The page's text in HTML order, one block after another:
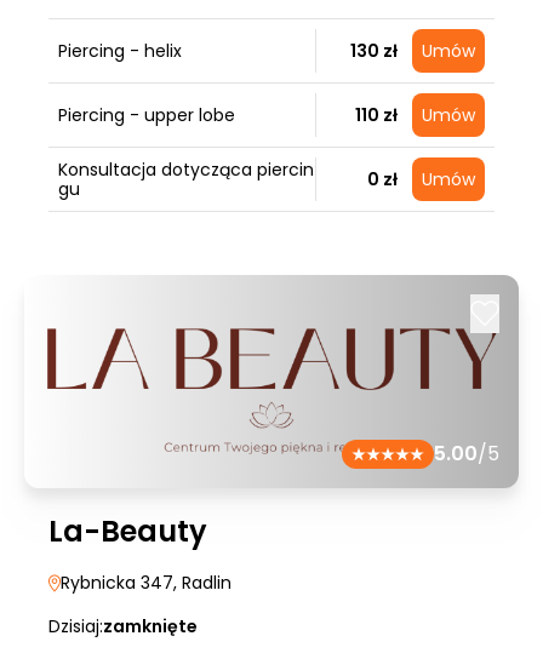
Piercing - helix 130 zł Umów
Piercing - upper lobe 110 zł Umów
Konsultacja dotycząca piercin
gu
0 zł Umów
5.00/5
La-Beauty
Rybnicka 347, Radlin
Dzisiaj:zamknięte